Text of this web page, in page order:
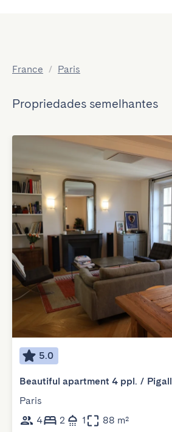
France / Paris
Propriedades semelhantes
5.0
Beautiful apartment 4 ppl. /
Paris
4
2 1 88 m²